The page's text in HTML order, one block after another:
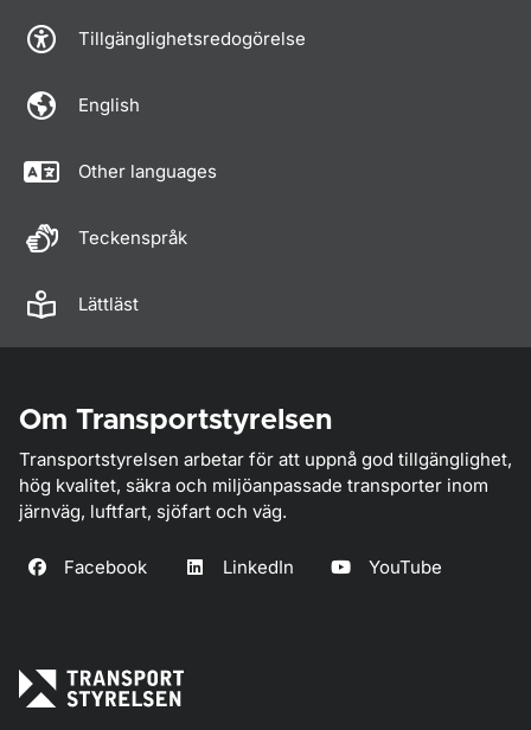
Tillgänglighetsredogörelse
English
Other languages
Teckenspråk
Lättläst
Om Transportstyrelsen
Transportstyrelsen arbetar för att uppnå god tillgänglighet,
hög kvalitet, säkra och miljöanpassade transporter inom
järnväg, luftfart, sjöfart och väg.
Facebook LinkedIn YouTube